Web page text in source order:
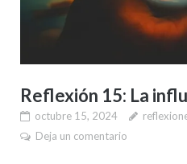
Reflexión 15: La
octubre 15, 2024
Deja un comentario